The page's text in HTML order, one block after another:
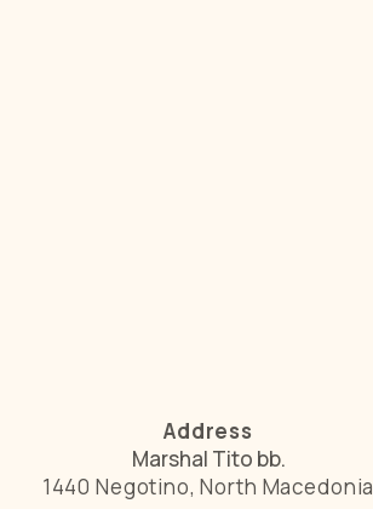
Address
Marshal Tito bb.
1440 Negotino, North Macedonia